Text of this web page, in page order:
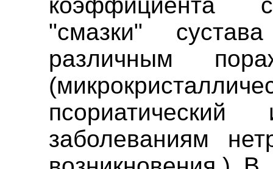
коэффициента
"смазки"
различным
заболеваниям